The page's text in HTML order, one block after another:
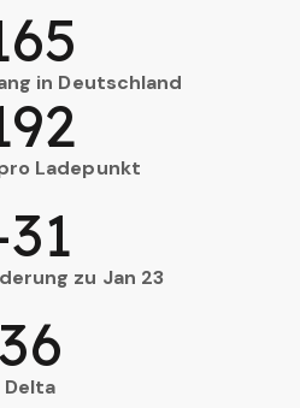
in Deutschland
Ladepunkt
zu Jan 23
Delta
36